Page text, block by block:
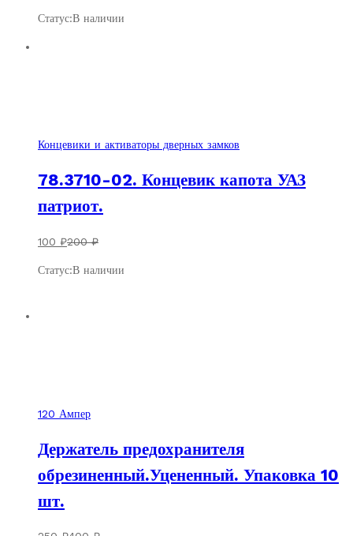
Статус:В наличии
Концевики и активаторы дверных замков
78.3710-02. Концевик капота УАЗ
патриот.
100 ₽200₽
Статус:В наличии
120 Ампер
Держатель предохранителя
обрезиненный.Уцененный. Упаковка 10
шт.